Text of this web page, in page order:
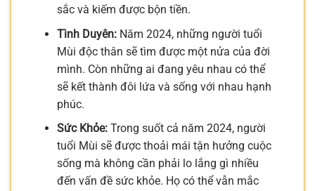
sắc và kiếm được bộn tiền.
Tình Duyên:Năm 2024, những người tuổi
Mùi độc thân sẽ tìm được một nửa của đời
mình. Còn những ai đang yêu nhau có thể
sẽ kết thành đôi lứa và sống với nhau hạnh
phúc.
Sức Khỏe:Trong suốt cả năm 2024, người
tuổi Mùi sẽ được thoải mái tận hưởng cuộc
sống mà không cần phải lo lắng gì nhiều
đến vấn đề sức khỏe. Họ có thể vẫn mắc